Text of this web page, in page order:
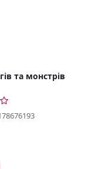
та монстрів